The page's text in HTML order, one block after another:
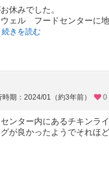
休みでした。
ェル フードセンターに地
続きを読む
時期：2024/01（約3年前） 0
ンター内にあるチキンラ
が良かったようでそれほど